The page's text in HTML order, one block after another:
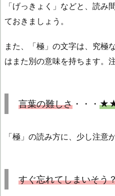
「げっきょく」などと、読み
ておきましょう。
また、「極」の文字は、究極
はまた別の意味を持ちます。
言葉の難しさ ・・・
「極」の読み方に、少し注意
すぐ忘れてしまいそう